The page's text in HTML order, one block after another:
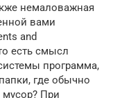
немаловажная
вами
and
есть смысл
программа,
где обычно
мусор? При